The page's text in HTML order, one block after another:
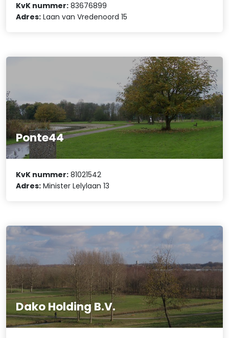
KvK nummer: 83676899
Adres: Laan van Vredenoord 15
Ponte44
KvK nummer: 81021542
Adres: Minister Lelylaan 13
Dako Holding B.V.